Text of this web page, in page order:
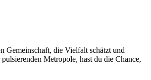
Gemeinschaft, die Vielfalt schätzt und
Metropole, hast du die Chance,